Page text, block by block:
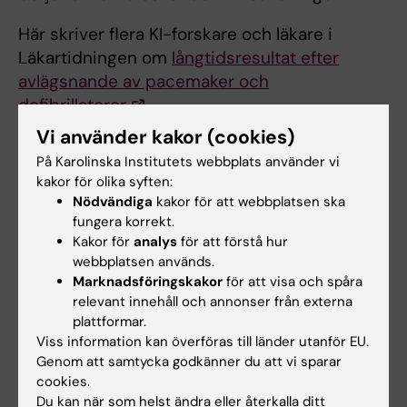
Här skriver flera KI-forskare och läkare i
Läkartidningen om långtidsresultat efter
avlägsnande av pacemaker och
defibrillatorer
.
Det har varit mycket om sexmissbruk på
sistone
– här tar Aftonbladet hjälp av bland
andra KI:s Katarina Görts Öberg för att reda ut
var gränsen går egentligen.
Och här reder Karin Modig ut vilka faktorer
som spelar roll för att man skabli så gammal
som 100 år
, i samma tidning.
KI-psykolog Erik Andersson gästade SR:s ”I
hjärnan på Louise Epstein” för att prata om
hur man kan tänka när nyheterna bara blir
Vi använder kakor (cookies)
På Karolinska Institutets webbplats använder vi
kakor för olika syften:
Nödvändiga kakor för att webbplatsen ska
fungera korrekt.
Kakor för analys för att förstå hur
webbplatsen används.
Marknadsföringskakor för att visa och spåra
relevant innehåll och annonser från externa
plattformar.
Viss information kan överföras till länder utanför EU.
Genom att samtycka godkänner du att vi sparar
cookies.
Du kan när som helst ändra eller återkalla ditt